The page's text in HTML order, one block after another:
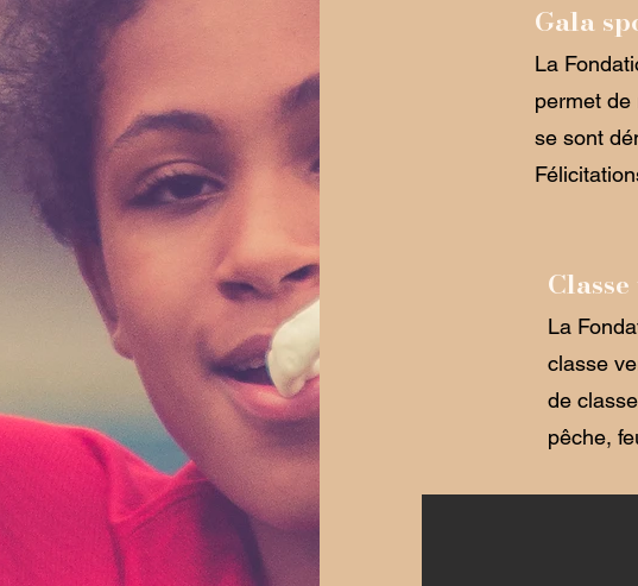
Gala
La
permet de
se sont
La
classe
de
pêche,